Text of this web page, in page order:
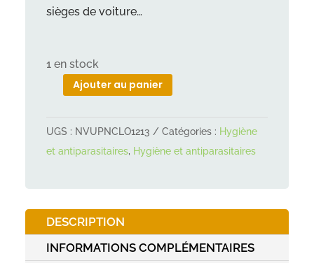
sièges de voiture…
1 en stock
quantité
Brosse
magique
poils
+
modèle
poche
Ajouter au panier
UGS : NVUPNCLO1213 Catégories : Hygiène
et antiparasitaires, Hygiène et antiparasitaires
DESCRIPTION
INFORMATIONS COMPLÉMENTAIRES